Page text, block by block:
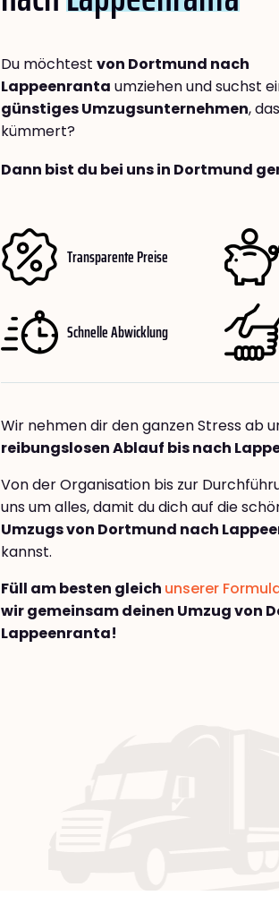
Du möchtest von Dortmund nach
Lappeenranta umziehen und suchst
günstiges Umzugsunternehmen,
kümmert?
Dann bist du bei uns in Dortmund
Transparente Preise
Schnelle Abwicklung
Wir nehmen dir den ganzen Stress ab
reibungslosen Ablauf bis nach
Von der Organisation bis zur
uns um alles, damit du dich auf die
Umzugs von Dortmund nach
kannst.
Füll am besten gleich unserer
wir gemeinsam deinen Umzug von
Lappeenranta!